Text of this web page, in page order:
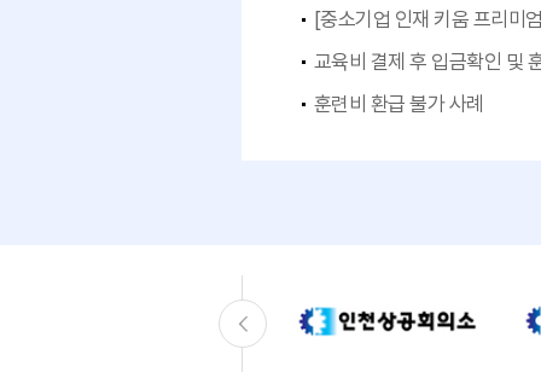
[중소기업 인재 키움 프리미
교육비 결제 후 입금확인 및
훈련비 환급 불가 사례